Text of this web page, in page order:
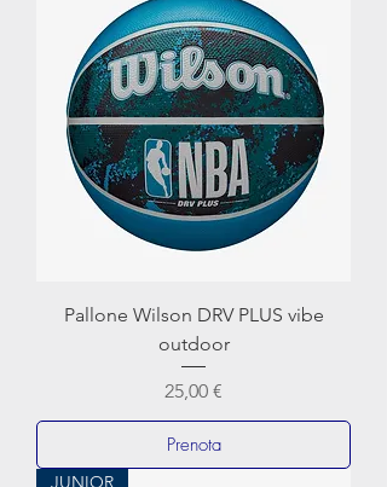
Pallone Wilson DRV PLUS vibe
outdoor
Prezzo
25,00 €
Prenota
JUNIOR